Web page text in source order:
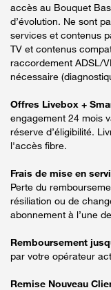
accès au Bouquet
d’évolution. Ne sont
services et contenus
TV et contenus
raccordement ADSL/
nécessaire
Offres Livebox +
engagement 24 mois
réserve d’éligibilité.
l'accès fibre.
Frais de mise en
Perte du
résiliation ou de
abonnement à l’une
Remboursement
par votre opérateur
Remise Nouveau